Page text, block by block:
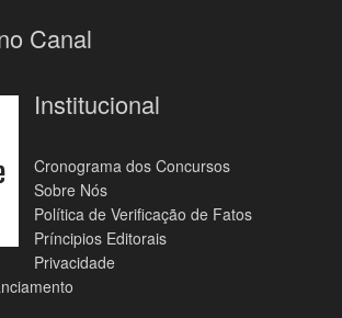
Canal
Institucional
Cronograma dos Concursos
Sobre Nós
Política de Verificação de Fatos
Príncipios Editorais
Privacidade